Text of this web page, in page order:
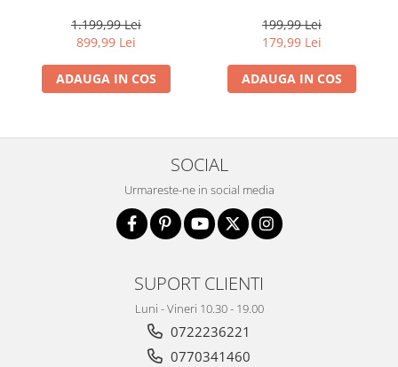
1.199,99 Lei
899,99 Lei
ADAUGA IN COS
199,99 Lei
179,99 Lei
ADAUGA IN COS
SOCIAL
Urmareste-ne in social media
SUPORT CLIENTI
Luni - Vineri 10.30 - 19.00
0722236221
0770341460